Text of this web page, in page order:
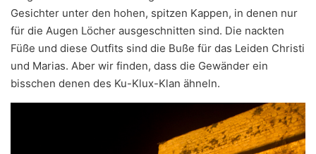
Gesichter unter den hohen, spitzen Kappen, in denen nur
für die Augen Löcher ausgeschnitten sind. Die nackten
Füße und diese Outfits sind die Buße für das Leiden Christi
und Marias. Aber wir finden, dass die Gewänder ein
bisschen denen des Ku-Klux-Klan ähneln.